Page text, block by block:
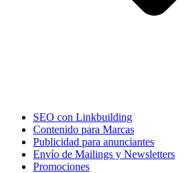
SEO con Linkbuilding
Contenido para Marcas
Publicidad para anunciantes
Envío de Mailings y Newsletters
Promociones